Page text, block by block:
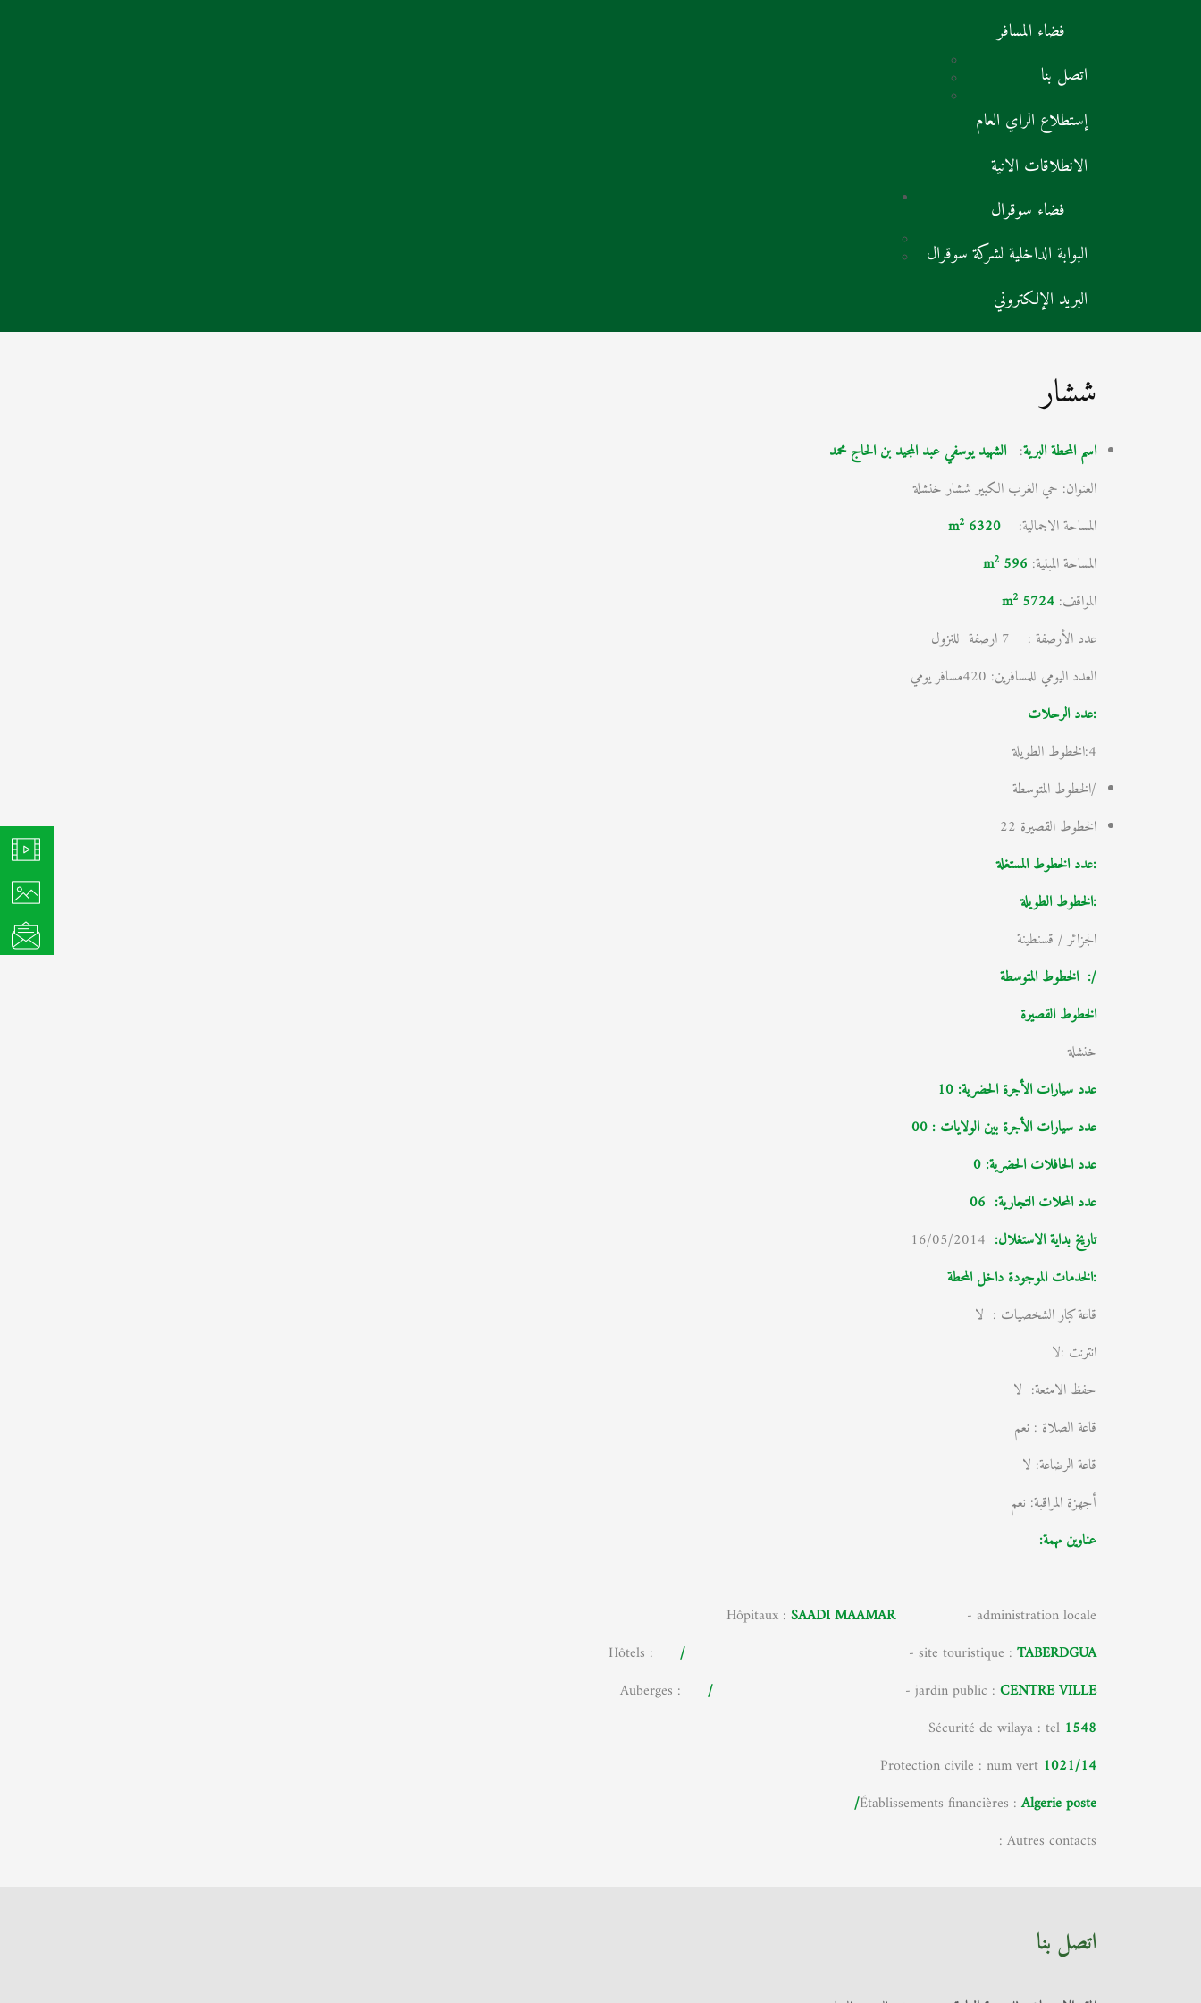
فضاء المسافر
اتصل بنا
إستطلاع الراي العام
الانطلاقات الانية
فضاء سوقرال
البوابة الداخلية لشركة سوقرال
البريد الإلكتروني
ششار
اسم المحطة البرية:الشهيد يوسفي عبد المجيد بن الحاج محمد
العنوان: حي الغرب الكبير ششار خنشلة
المساحة الاجمالية: 6320 m
2
المساحة المبنية: 596 m
2
المواقف: 5724
m2
عدد الأرصفة : 7 ارصفة للنزول
العدد اليومي للمسافرين: 420مسافر يومي
:عدد الرحلات
4:الخطوط الطويلة
/الخطوط المتوسطة
الخطوط القصيرة 22
:عدد الخطوط المستغلة
:الخطوط الطويلة
الجزائر / قسنطينة
/: الخطوط المتوسطة
الخطوط القصيرة
خنشلة
عدد سيارات الأجرة الحضرية: 10
عدد سيارات الأجرة بين الولايات : 00
عدد الحافلات الحضرية: 0
عدد المحلات التجارية: 06
تاريخ بداية الاستغلال:
16/05/2014
:الخدمات الموجودة داخل المحطة
قاعة كبار الشخصيات : لا
انترنت :لا
حفظ الامتعة: لا
قاعة الصلاة : نعم
قاعة الرضاعة: لا
أجهزة المراقبة: نعم
عناوين مهمة:
Hôpitaux : SAADI MAAMAR
- administration locale
Hôtels :
/ - site touristique : TABERDGUA
Auberges :
/ - jardin public : CENTRE VILLE
Sécurité de wilaya : tel 1548
Protection civile : num vert 1021/14
Établissements financières :Algerie poste/
Autres contacts :
اتصل بنا